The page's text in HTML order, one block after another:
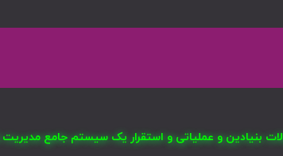
بنیادین و عملیاتی و استقرار یک سیستم جامع